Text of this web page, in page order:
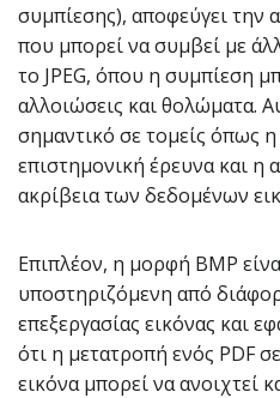
συμπίεσης), αποφεύγει την
που μπορεί να συμβεί με
το JPEG, όπου η συμπίεση
αλλοιώσεις και θολώματα.
σημαντικό σε τομείς όπως η
επιστημονική έρευνα και η
ακρίβεια των δεδομένων
Επιπλέον, η μορφή BMP
υποστηριζόμενη από
επεξεργασίας εικόνας και
ότι η μετατροπή ενός PDF
εικόνα μπορεί να ανοιχτεί